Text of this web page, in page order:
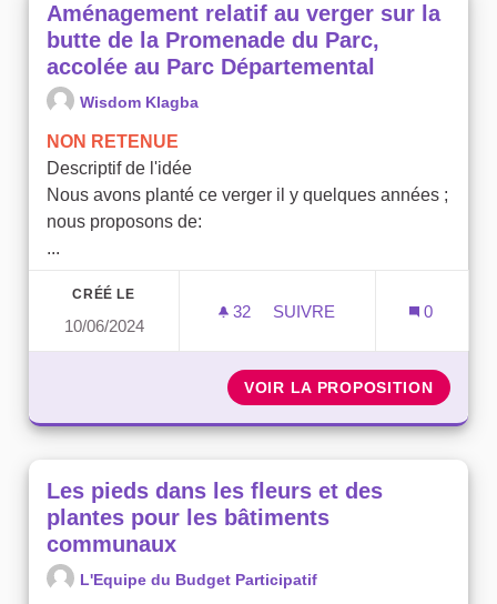
Aménagement relatif au verger sur la
butte de la Promenade du Parc,
accolée au Parc Départemental
Wisdom Klagba
NON RETENUE
Descriptif de l'idée
Nous avons planté ce verger il y quelques années ;
nous proposons de:
...
CRÉÉ LE
10/06/2024
32 32 ABONNÉS
SUIVRE 0
VOIR LA PROPOSITION
Les pieds dans les fleurs et des
plantes pour les bâtiments
communaux
L'Equipe du Budget Participatif